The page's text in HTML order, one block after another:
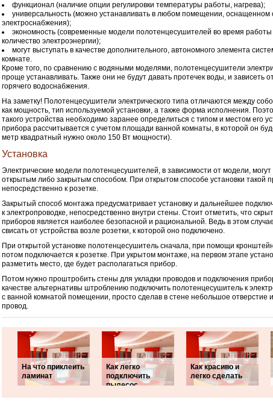
функционал (наличие опции регулировки температуры работы, нагрева);
универсальность (можно устанавливать в любом помещении, оснащенном
электроснабжения);
экономность (современные модели полотенцесушителей во время
количество электроэнергии);
могут выступать в качестве дополнительного, автономного элемента
комнате.
Кроме того, по сравнению с водяными моделями, полотенцесушители
проще устанавливать. Также они не будут давать протечек воды, и зависеть
горячего водоснабжения.
На заметку! Полотенцесушители электрического типа отличаются между
как мощность, тип используемой установки, а также форма исполнения.
такого устройства необходимо заранее определиться с типом и местом его
прибора рассчитывается с учетом площади ванной комнаты, в которой он
метр квадратный нужно около 150 Вт мощности).
Установка
Электрические модели полотенцесушителей, в зависимости от модели, могут
открытым либо закрытым способом. При открытом способе установки такой
непосредственно к розетке.
Закрытый способ монтажа предусматривает установку и дальнейшее
к электропроводке, непосредственно внутри стены. Стоит отметить, что
приборов является наиболее безопасной и рациональной. Ведь в этом
свисать от устройства возле розетки, к которой оно подключено.
При открытой установке полотенцесушитель сначала, при помощи
потом подключается к розетке. При укрытом монтаже, на первом этапе
разметить место, где будет располагаться прибор.
Потом нужно проштробить стены для укладки проводов и подключения
качестве альтернативы штроблению подключить полотенцесушитель к
с ванной комнатой помещении, просто сделав в стене небольшое отверстие
провод.
На что приклеить
ламинат
Как легко
подключить
пылесос
Как красиво и
легко сделать